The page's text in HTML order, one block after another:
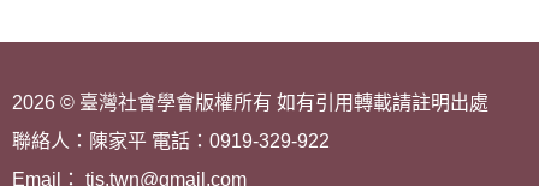
2026 © 臺灣社會學會版權所有 如有引用轉載請註明出處
聯絡人：陳家平 電話：0919-329-922
Email： tjs.twn@gmail.com